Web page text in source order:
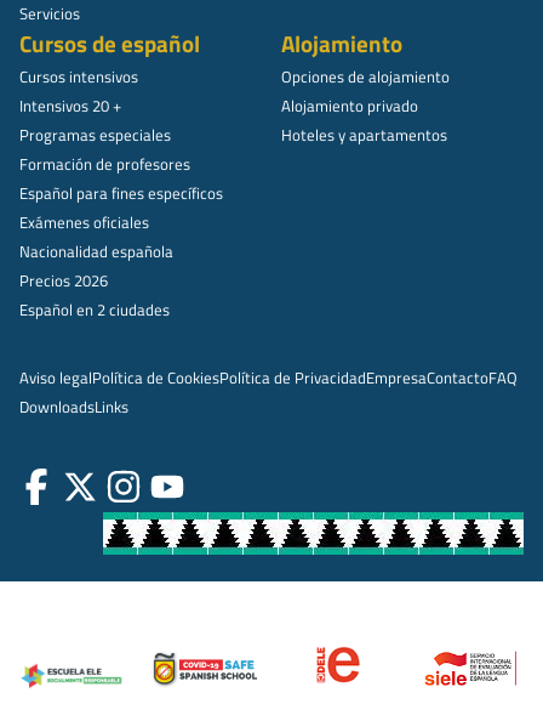
Servicios
Cursos de español
Cursos intensivos
Intensivos 20 +
Programas especiales
Formación de profesores
Español para fines específicos
Exámenes oficiales
Nacionalidad española
Precios 2026
Español en 2 ciudades
Alojamiento
Opciones de alojamiento
Alojamiento privado
Hoteles y apartamentos
Aviso legalPolítica de CookiesPolítica de PrivacidadEmpresaContactoFAQ
DownloadsLinks